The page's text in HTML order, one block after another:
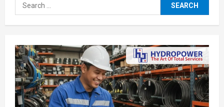
Search
for: